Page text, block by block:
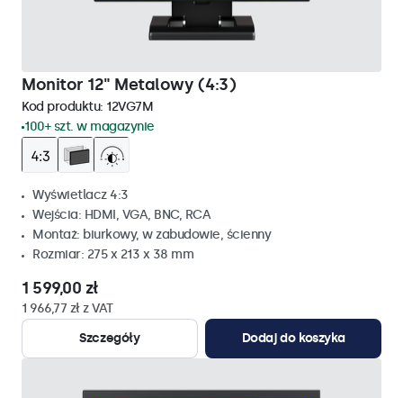
Monitor 12" Metalowy (4:3)
Kod produktu: 12VG7M
100+ szt. w magazynie
Wyświetlacz 4:3
Wejścia: HDMI, VGA, BNC, RCA
Montaż: biurkowy, w zabudowie, ścienny
Rozmiar: 275 x 213 x 38 mm
1 599,00 zł
1 966,77 zł z VAT
Szczegóły
Dodaj do koszyka